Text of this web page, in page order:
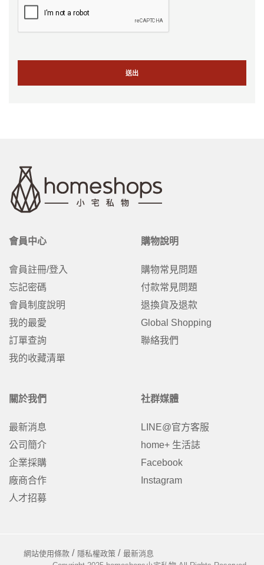
會員中心
會員註冊/登入
忘記密碼
會員制度說明
我的最愛
訂單查詢
我的收藏清單
購物說明
購物常見問題
付款常見問題
退換貨及退款
Global Shopping
聯絡我們
關於我們
最新消息
公司簡介
企業採購
廠商合作
人才招募
社群媒體
LINE@官方客服
home+ 生活誌
Facebook
Instagram
網站使用條款 隱私權政策
最新消息